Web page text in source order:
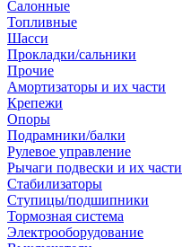
Салонные
Топливные
Шасси
Прокладки/сальники
Прочие
Амортизаторы и их части
Крепежи
Опоры
Подрамники/балки
Рулевое управление
Рычаги подвески и их части
Стабилизаторы
Ступицы/подшипники
Тормозная система
Электрооборудование